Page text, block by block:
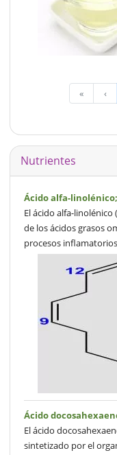
« ‹
Nutrientes
Ácido alfa-linolénico;
El ácido alfa-linolénico
de los ácidos grasos
procesos
Ácido
El ácido
sintetizado por el